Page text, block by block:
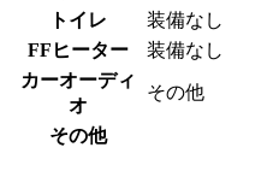
トイレ
装備なし
FFヒーター
装備なし
カーオーディ
オ
その他
その他